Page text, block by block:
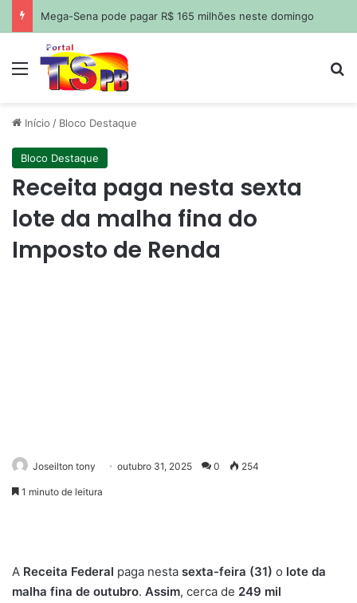
Mega-Sena pode pagar R$ 165 milhões neste domingo
Menu
Início / Bloco Destaque
Bloco Destaque
Receita paga nesta sexta
lote da malha fina do
Imposto de Renda
Joseilton tony outubro 31, 2025 0 254
1 minuto de leitura
A Receita Federal paga nesta sexta-feira (31) o lote da
malha fina de outubro. Assim, cerca de 249 mil